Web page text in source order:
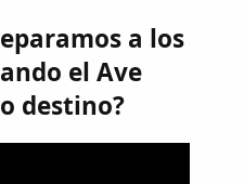
a los
el Ave
destino?